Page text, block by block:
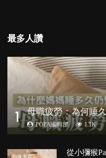
最多人讚
1 POPA編輯部 1.1K
從小獼猴